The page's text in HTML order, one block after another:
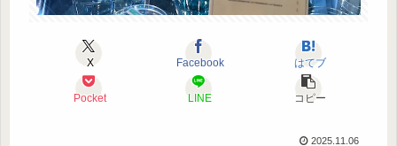
X Facebook はてブ
Pocket LINE コピー
2025.11.06